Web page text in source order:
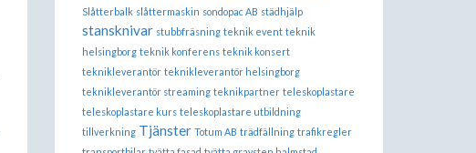
Slåtterbalk slåttermaskin sondopac AB städhjälp
stansknivar stubbfräsning teknik event teknik
helsingborg teknik konferens teknik konsert
teknikleverantör teknikleverantör helsingborg
teknikleverantör streaming teknikpartner teleskoplastare
teleskoplastare kurs teleskoplastare utbildning
tillverkning Tjänster Totum AB trädfällning trafikregler